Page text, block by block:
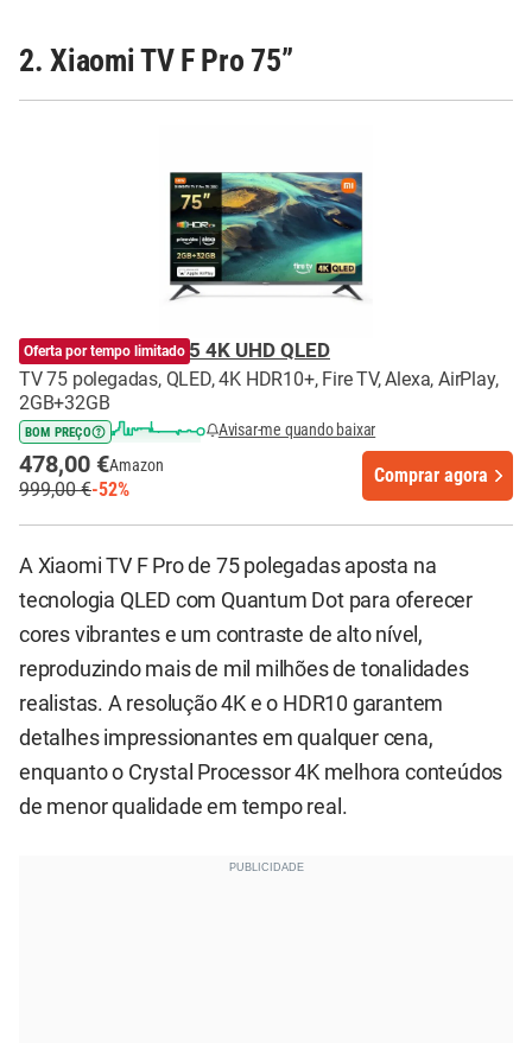
2. Xiaomi TV F Pro 75”
XIAOMI TV F Pro 75 4K UHD QLED
TV 75 polegadas, QLED, 4K HDR10+, Fire TV, Alexa, AirPlay,
2GB+32GB
Oferta por tempo limitado
BOM PREÇO Avisar-me quando baixar
478,00 €Amazon
999,00 €-52%
Comprar agora
A Xiaomi TV F Pro de 75 polegadas aposta na
tecnologia QLED com Quantum Dot para oferecer
cores vibrantes e um contraste de alto nível,
reproduzindo mais de mil milhões de tonalidades
realistas. A resolução 4K e o HDR10 garantem
detalhes impressionantes em qualquer cena,
enquanto o Crystal Processor 4K melhora conteúdos
de menor qualidade em tempo real.